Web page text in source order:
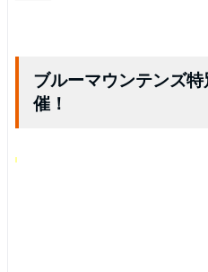
ブルーマウンテンズ
催！